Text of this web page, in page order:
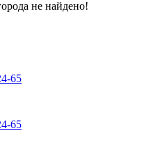
не найдено!
65
65